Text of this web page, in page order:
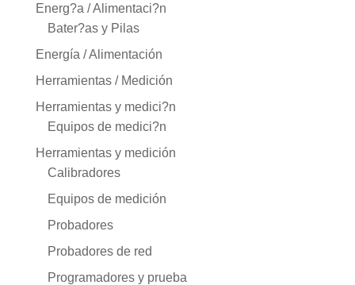
Energ?a / Alimentaci?n
Bater?as y Pilas
Energía / Alimentación
Herramientas / Medición
Herramientas y medici?n
Equipos de medici?n
Herramientas y medición
Calibradores
Equipos de medición
Probadores
Probadores de red
Programadores y prueba